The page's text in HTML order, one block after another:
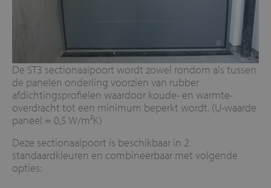
De ST3 sectionaalpoort wordt zowel rondom als tussen
de panelen onderling voorzien van rubber
afdichtingsprofielen waardoor koude- en warmte-
overdracht tot een minimum beperkt wordt. (U-waarde
paneel = 0,5 W/m²K)
Deze sectionaalpoort is beschikbaar in 2
standaardkleuren en combineerbaar met volgende
opties: